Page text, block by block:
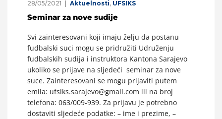
28/05/2021 Aktuelnosti, UFSIKS
Seminar za nove sudije
Svi zainteresovani koji imaju želju da postanu
fudbalski suci mogu se pridružiti Udruženju
fudbalskih sudija i instruktora Kantona Sarajevo
ukoliko se prijave na sljedeći seminar za nove
suce. Zainteresovani se mogu prijaviti putem
emila: ufsiks.sarajevo@gmail.com ili na broj
telefona: 063/009-939. Za prijavu je potrebno
dostaviti sljedeće podatke: – ime i prezime, –